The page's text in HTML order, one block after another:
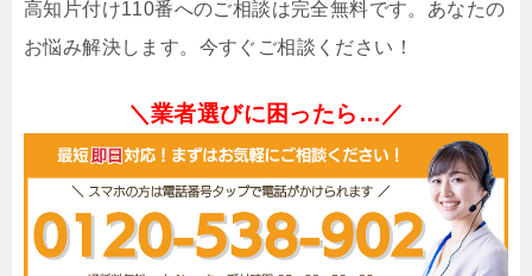
高知片付け110番へのご相談は完全無料です。あなたの
お悩み解決します。今すぐご相談ください！
＼業者選びに困ったら…／